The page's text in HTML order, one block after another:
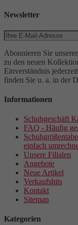
Newsletter
Abonnieren Sie
zu den neuen
Einverständnis
finden Sie u. a. in der
Informationen
Schuhgeschäft
FAQ - Häufig
einfach
Unsere Filialen
Angebote
Neue Artikel
Verkaufshits
Kontakt
Sitemap
Kategorien